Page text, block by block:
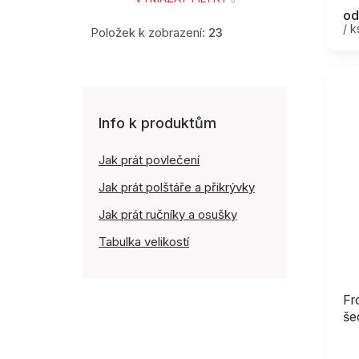
Položek k zobrazení: 23
Info k produktům
Jak prát povlečení
Jak prát polštáře a přikrývky
Jak prát ručníky a osušky
Tabulka velikostí
od
/